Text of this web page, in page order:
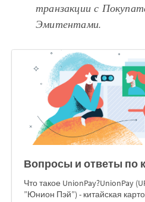
транзакции с
Эмитентами.
Вопросы и ответы по
Что такое UnionPay?UnionPay
”Юнион Пэй”) - китайская